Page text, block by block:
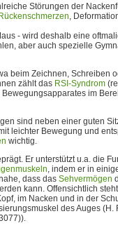
Störungen der
Rückenschmerzen,
- wird deshalb eine
aber auch spezielle
beim Zeichnen, Schreiben
zählt das RSI-Syndrom
im
sind neben einer guten
leichter Bewegung und
wichtig.
Er unterstützt u.a. die
, indem er in
dass das Sehvermögen
kann. Offensichtlich
im Nacken und in der
des Auges (H.